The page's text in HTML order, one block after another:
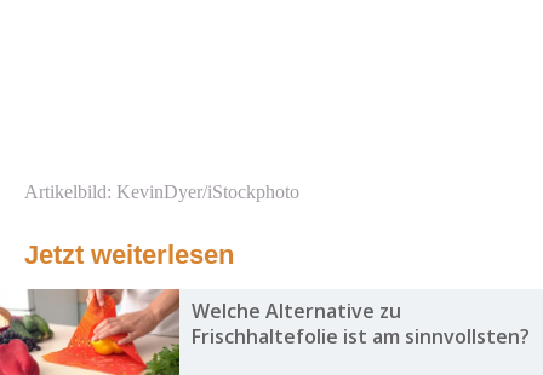
Artikelbild: KevinDyer/iStockphoto
Jetzt weiterlesen
Welche Alternative zu
Frischhaltefolie ist am sinnvollsten?